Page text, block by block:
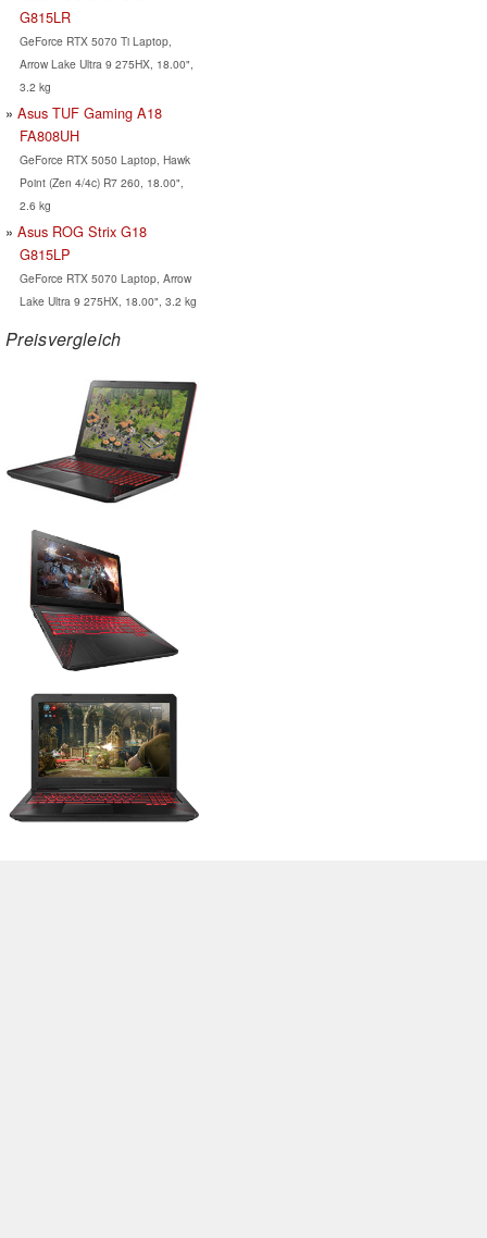
G815LR
GeForce RTX 5070 Ti Laptop,
Arrow Lake Ultra 9 275HX, 18.00",
3.2 kg
Asus TUF Gaming A18
FA808UH
GeForce RTX 5050 Laptop, Hawk
Point (Zen 4/4c) R7 260, 18.00",
2.6 kg
Asus ROG Strix G18
G815LP
GeForce RTX 5070 Laptop, Arrow
Lake Ultra 9 275HX, 18.00", 3.2 kg
Preisvergleich